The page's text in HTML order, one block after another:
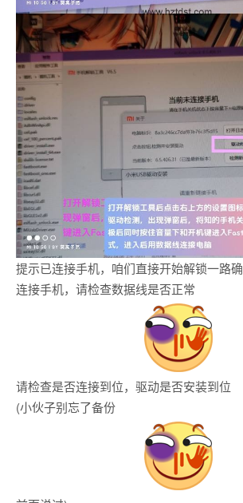
提示已连接手机，咱们直接开始解锁一路
连接手机，请检查数据线是否正常
请检查是否连接到位，驱动是否安装到位
(小伙子别忘了备份